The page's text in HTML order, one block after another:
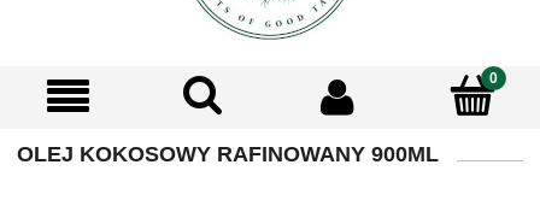
OLEJ KOKOSOWY RAFINOWANY 900ML